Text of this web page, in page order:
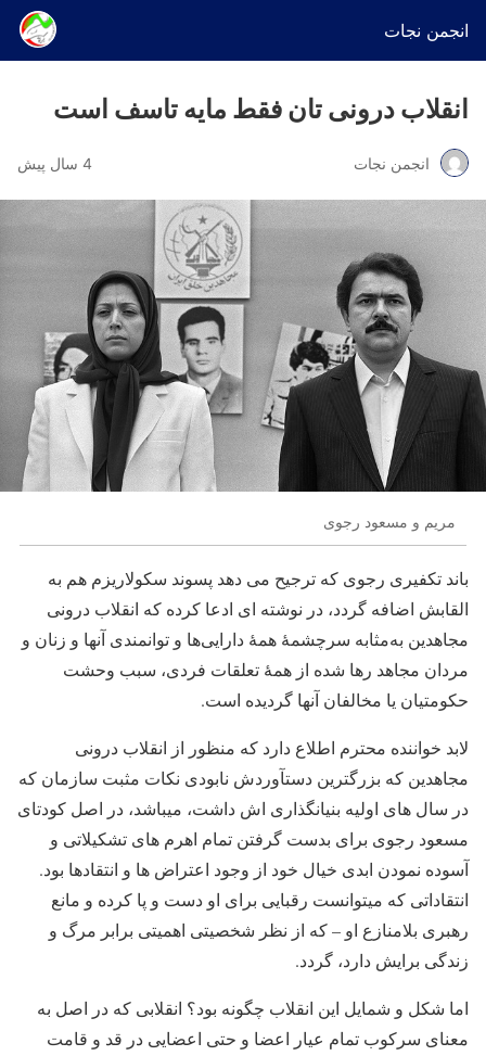
انجمن نجات
انقلاب درونی تان فقط مایه تاسف است
انجمن نجات 4 سال پیش
مریم و مسعود رجوی
باند تکفیری رجوی که ترجیح می دهد پسوند سکولاریزم هم به
القابش اضافه گردد، در نوشته ای ادعا کرده که انقلاب درونی
مجاهدین به‌مثابه سرچشمهٔ همهٔ دارایی‌ها و توانمندی آنها و زنان و
مردان مجاهد رها شده از همهٔ تعلقات فردی، سبب وحشت
حکومتیان یا مخالفان آنها گردیده است.
لابد خواننده محترم اطلاع دارد که منظور از انقلاب درونی
مجاهدین که بزرگترین دستآوردش نابودی نکات مثبت سازمان که
در سال های اولیه بنیانگذاری اش داشت، میباشد، در اصل کودتای
مسعود رجوی برای بدست گرفتن تمام اهرم های تشکیلاتی و
آسوده نمودن ابدی خیال خود از وجود اعتراض ها و انتقادها بود.
انتقاداتی که میتوانست رقبایی برای او دست و پا کرده و مانع
رهبری بلامنازع او – که از نظر شخصیتی اهمیتی برابر مرگ و
زندگی برایش دارد، گردد.
اما شکل و شمایل این انقلاب چگونه بود؟ انقلابی که در اصل به
معنای سرکوب تمام عیار اعضا و حتی اعضایی در قد و قامت